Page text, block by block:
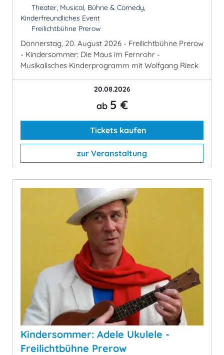
Theater, Musical, Bühne & Comedy,
Kinderfreundliches Event
Freilichtbühne Prerow
Donnerstag, 20. August 2026 - Freilichtbühne Prerow
- Kindersommer: Die Maus im Fernrohr -
Musikalisches Kinderprogramm mit Wolfgang Rieck
20.08.2026
ab 5 €
Tickets kaufen
zur Veranstaltung
Kindersommer: Adele Ukulele -
Freilichtbühne Prerow